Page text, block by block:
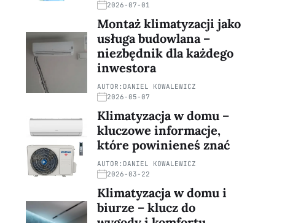
2026-07-01
Montaż klimatyzacji jako
usługa budowlana –
niezbędnik dla każdego
inwestora
AUTOR: DANIEL KOWALEWICZ
2026-05-07
Klimatyzacja w domu –
kluczowe informacje,
które powinieneś znać
AUTOR: DANIEL KOWALEWICZ
2026-03-22
Klimatyzacja w domu i
biurze – klucz do